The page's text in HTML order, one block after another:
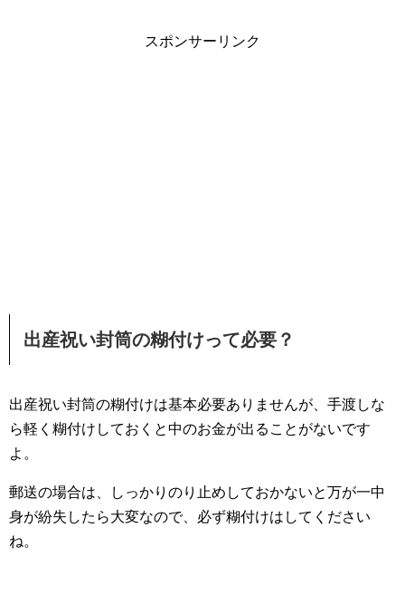
スポンサーリンク
出産祝い封筒の糊付けって必要？
出産祝い封筒の糊付けは基本必要ありませんが、手渡しな
ら軽く糊付けしておくと中のお金が出ることがないです
よ。
郵送の場合は、しっかりのり止めしておかないと万が一中
身が紛失したら大変なので、必ず糊付けはしてください
ね。